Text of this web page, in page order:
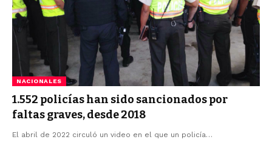
NACIONALES
1.552 policías han sido sancionados por
faltas graves, desde 2018
El abril de 2022 circuló un video en el que un policía…